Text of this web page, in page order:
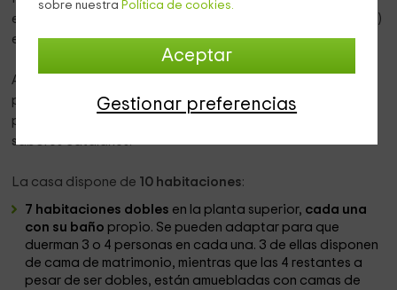
sobre nuestra Política de cookies.
Aceptar
Gestionar preferencias
en la
. Debido a su altitud (560 metros)
el horizonte es espléndido.
Además de pasar una estancia, también está preparada
para realizar
celebraciones y eventos. Hay incluso
posibilidad de contratar un
sabores catalanes.
La casa dispone de 10 habitaciones:
7 habitaciones dobles en la planta superior, cada una
con su baño propio. Se pueden adaptar para que
duerman 3 o 4 personas en cada una. 3 de ellas disponen
de cama de matrimonio, mientras que las 4 restantes a
pesar de ser dobles, están amuebladas con camas de